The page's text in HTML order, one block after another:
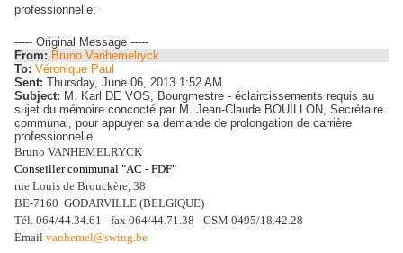
professionnelle:
----- Original Message -----
From: Bruno Vanhemelryck
To: Véronique Paul
Sent: Thursday, June 06, 2013 1:52 AM
Subject: M. Karl DE VOS, Bourgmestre - éclaircissements requis au
sujet du mémoire concocté par M. Jean-Claude BOUILLON, Secrétaire
communal, pour appuyer sa demande de prolongation de carrière
professionnelle
Bruno VANHEMELRYCK
Conseiller communal "AC - FDF"
rue Louis de Brouckère, 38
BE-7160 GODARVILLE (BELGIQUE)
Tél. 064/44.34.61 - fax 064/44.71.38 - GSM 0495/18.42.28
Email vanhemel@swing.be